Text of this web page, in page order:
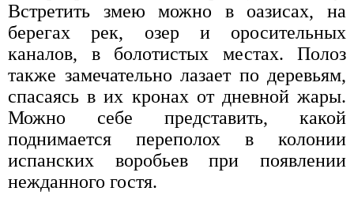
Встретить змею можно в оазисах, на
берегах рек, озер и оросительных
каналов, в болотистых местах. Полоз
также замечательно лазает по деревьям,
спасаясь в их кронах от дневной жары.
Можно себе представить, какой
поднимается переполох в колонии
испанских воробьев при появлении
нежданного гостя.